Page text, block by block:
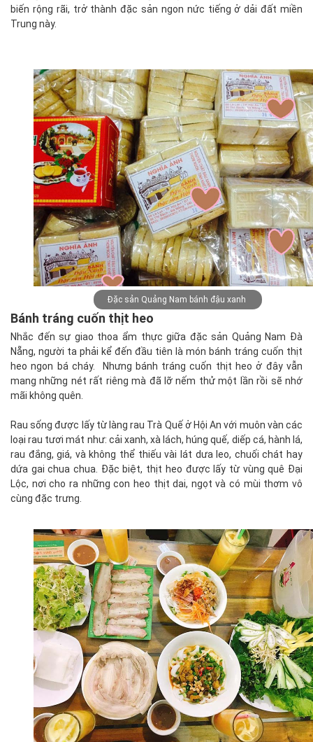
biến rộng rãi, trở thành đặc sản ngon nức tiếng ở dải đất miền
Trung này.
Đặc sản Quảng Nam bánh đậu xanh
Bánh tráng cuốn thịt heo
Nhắc đến sự giao thoa ẩm thực giữa đặc sản Quảng Nam Đà
Nẵng, người ta phải kể đến đầu tiên là món bánh tráng cuốn thịt
heo ngon bá cháy. Nhưng bánh tráng cuốn thịt heo ở đây vẫn
mang những nét rất riêng mà đã lỡ nếm thử một lần rồi sẽ nhớ
mãi không quên.
Rau sống được lấy từ làng rau Trà Quế ở Hội An với muôn vàn các
loại rau tươi mát như: cải xanh, xà lách, húng quế, diếp cá, hành lá,
rau đắng, giá, và không thể thiếu vài lát dưa leo, chuối chát hay
dứa gai chua chua. Đặc biệt, thịt heo được lấy từ vùng quê Đại
Lộc, nơi cho ra những con heo thịt dai, ngọt và có mùi thơm vô
cùng đặc trưng.